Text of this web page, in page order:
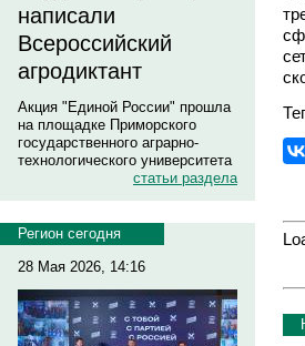
написали
Всероссийский
агродиктант
Акция "Единой России" прошла
на площадке Приморского
государственного аграрно-
технологического университета
статьи раздела
Регион сегодня
28 Мая 2026, 14:16